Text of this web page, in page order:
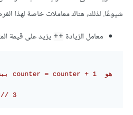
شيوعًا. لذلك، هناك معاملات خاصة لهذا
معامل الزيادة ++ يزيد على قيمة
// 3